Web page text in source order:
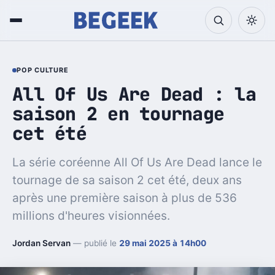
POP CULTURE
All Of Us Are Dead : la
saison 2 en tournage
cet été
La série coréenne All Of Us Are Dead lance le
tournage de sa saison 2 cet été, deux ans
après une première saison à plus de 536
millions d'heures visionnées.
Jordan Servan — publié le 29 mai 2025 à 14h00